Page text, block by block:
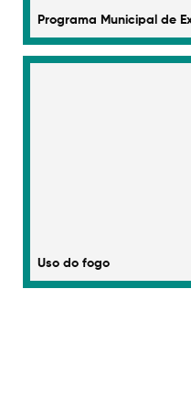
Programa Municipal de
Uso do fogo